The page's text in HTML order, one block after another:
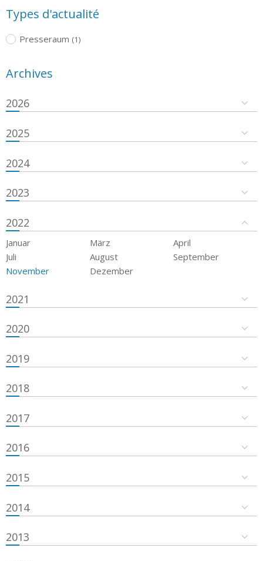
Types d'actualité
Presseraum (1)
Archives
2026
2025
2024
2023
2022
Januar März
April
Juli
August
September
November
Dezember
2021
2020
2019
2018
2017
2016
2015
2014
2013